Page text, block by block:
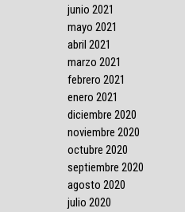
junio 2021
mayo 2021
abril 2021
marzo 2021
febrero 2021
enero 2021
diciembre 2020
noviembre 2020
octubre 2020
septiembre 2020
agosto 2020
julio 2020